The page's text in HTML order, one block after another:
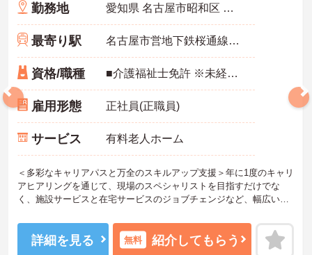
勤務地 愛知県 名古屋市昭和区 阿由知通2-6
最寄り駅 名古屋市営地下鉄桜通線「吹上(愛知)駅」徒歩4分
資格/職種 ■介護福祉士免許 ※未経験・ブランク可
雇用形態 正社員(正職員)
サービス 有料老人ホーム
＜多彩なキャリアパスと万全のスキルアップ支援＞年に1度のキャリ
アヒアリングを通じて、現場のスペシャリストを目指すだけでな
く、施設サービスと在宅サービスのジョブチェンジなど、幅広い経
＜プライベートも充実させる嬉しい福利厚生＞仕事の疲れを癒やす
ための制度も充実しています。各地のレジャー施設や宿泊が最大8
0％オフになる優待制度や、勤続5年ごとの「特別連続有給休暇（5
詳細を見る 無料 紹介してもらう